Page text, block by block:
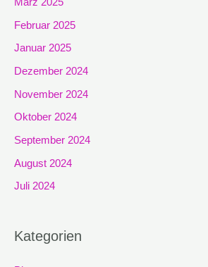
Februar 2025
Januar 2025
Dezember 2024
November 2024
Oktober 2024
September 2024
August 2024
Juli 2024
Kategorien